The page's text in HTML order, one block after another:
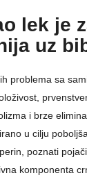
lek je
uz
problema sa
i brze
u cilju
poznati
komponenta